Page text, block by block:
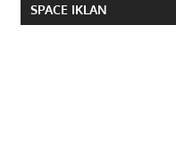
SPACE IKLAN